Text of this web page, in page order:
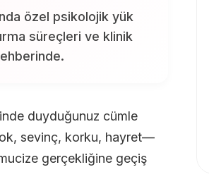
özel psikolojik yük
süreçleri ve klinik
duyduğunuz cümle
sevinç, korku, hayret—
gerçekliğine geçiş